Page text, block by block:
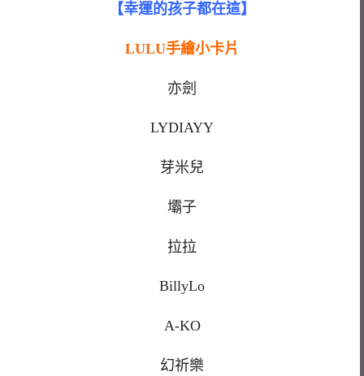
【幸運的孩子都在這】
LULU手繪小卡片
亦劍
LYDIAYY
芽米兒
壩子
拉拉
BillyLo
A-KO
幻祈樂